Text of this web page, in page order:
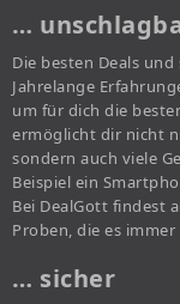
…
Die besten Deals
Jahrelange
um für dich die
ermöglicht dir nicht
sondern auch viele
Beispiel ein
Bei DealGott findest
Proben, die es
… sicher